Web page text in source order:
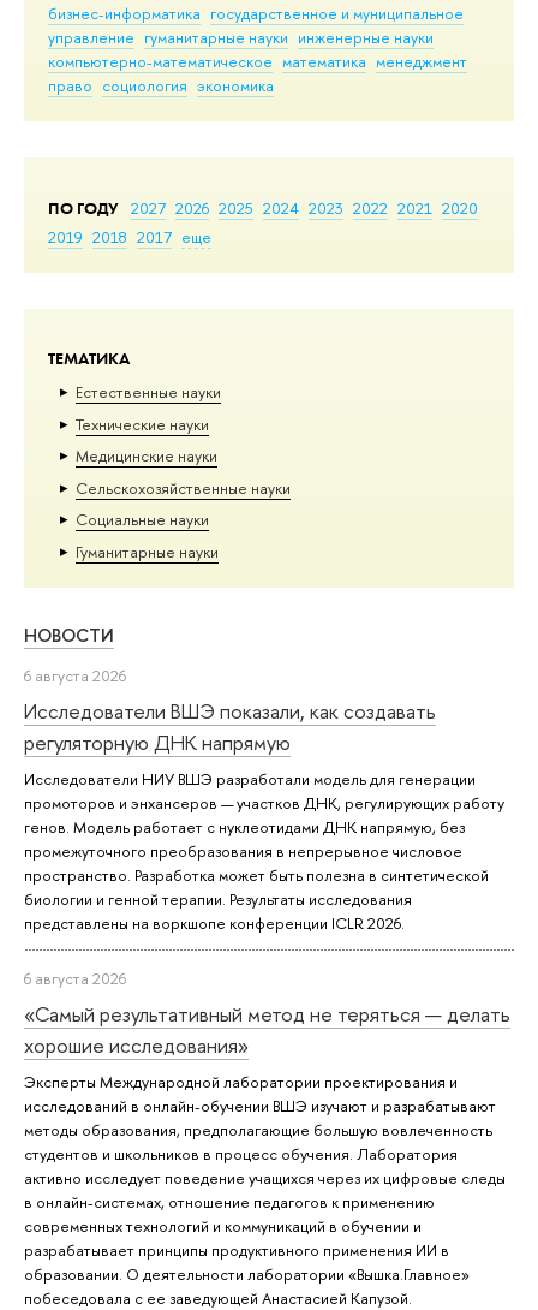
бизнес-информатика государственное и муниципальное
управление гуманитарные науки инженерные науки
компьютерно-математическое математика менеджмент
право социология экономика
ПО ГОДУ 2027 2026 2025 2024 2023 2022 2021 2020
2019 2018 2017 еще
ТЕМАТИКА
Естественные науки
Тех­ничес­кие науки
Медицинские науки
Сельскохозяйственные науки
Социальные науки
Гуманитарные науки
НОВОСТИ
6 августа 2026
Исследователи ВШЭ показали, как создавать
регуляторную ДНК напрямую
Исследователи НИУ ВШЭ разработали модель для генерации
промоторов и энхансеров — участков ДНК, регулирующих работу
генов. Модель работает с нуклеотидами ДНК напрямую, без
промежуточного преобразования в непрерывное числовое
пространство. Разработка может быть полезна в синтетической
биологии и генной терапии. Результаты исследования
представлены на воркшопе конференции ICLR 2026.
6 августа 2026
«Самый результативный метод не теряться — делать
хорошие исследования»
Эксперты Международной лаборатории проектирования и
исследований в онлайн-обучении ВШЭ изучают и разрабатывают
методы образования, предполагающие большую вовлеченность
студентов и школьников в процесс обучения. Лаборатория
активно исследует поведение учащихся через их цифровые следы
в онлайн-системах, отношение педагогов к применению
современных технологий и коммуникаций в обучении и
разрабатывает принципы продуктивного применения ИИ в
образовании. О деятельности лаборатории «Вышка.Главное»
побеседовала с ее заведующей Анастасией Капузой.